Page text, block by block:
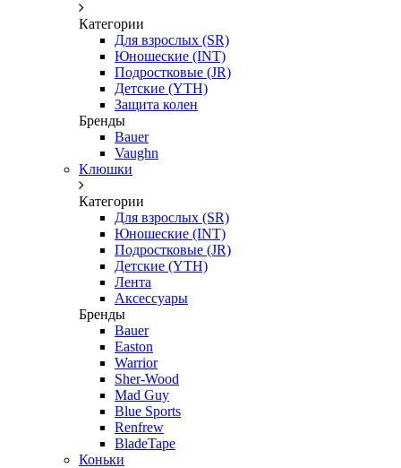
Категории
Для взрослых (SR)
Юношеские (INT)
Подростковые (JR)
Детские (YTH)
Защита колен
Бренды
Bauer
Vaughn
Клюшки
Категории
Для взрослых (SR)
Юношеские (INT)
Подростковые (JR)
Детские (YTH)
Лента
Аксессуары
Бренды
Bauer
Easton
Warrior
Sher-Wood
Mad Guy
Blue Sports
Renfrew
BladeTape
Коньки